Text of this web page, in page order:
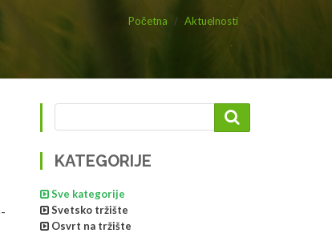
Početna Aktuelnosti
KATEGORIJE
Sve kategorije
Svetsko tržište
Osvrt na tržište